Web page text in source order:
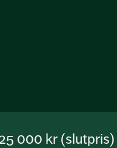
000 kr (slutpris)